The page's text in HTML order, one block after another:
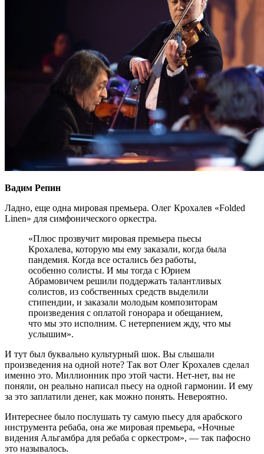
Вадим Репин
Ладно, еще одна мировая премьера. Олег Крохалев «Folded
Linen» для симфонического оркестра.
«Плюс прозвучит мировая премьера пьесы
Крохалева, которую мы ему заказали, когда была
пандемия. Когда все остались без работы,
особенно солисты. И мы тогда с Юрием
Абрамовичем решили поддержать талантливых
солистов, из собственных средств выделили
стипендии, и заказали молодым композиторам
произведения с оплатой гонорара и обещанием,
что мы это исполним. С нетерпением жду, что мы
услышим».
И тут был буквально культурный шок. Вы слышали
произведения на одной ноте? Так вот Олег Крохалев сделал
именно это. Миллионник про этой части. Нет-нет, вы не
поняли, он реально написал пьесу на одной гармонии. И ему
за это заплатили денег, как можно понять. Невероятно.
Интереснее было послушать ту самую пьесу для арабского
инструмента ребаба, она же мировая премьера, «Ночные
видения Альгамбра для ребаба с оркестром», — так пафосно
это называлось.